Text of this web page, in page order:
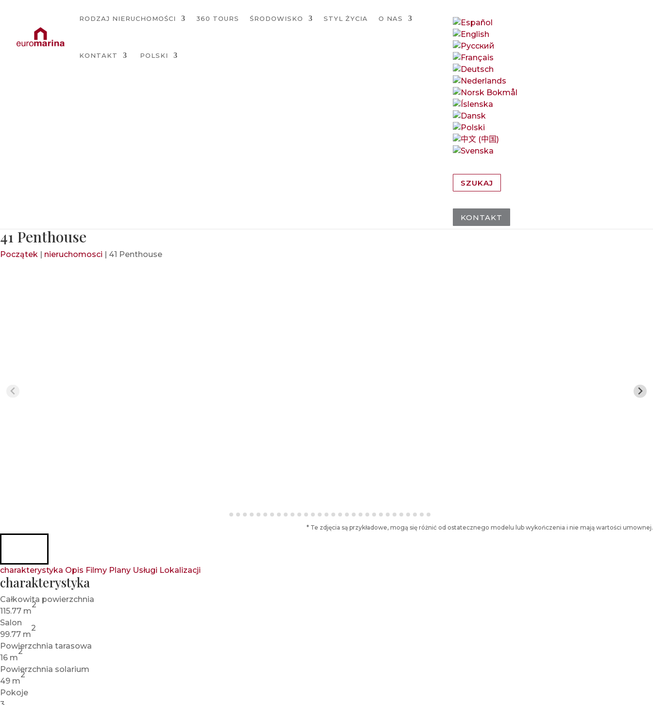
RODZAJ NIERUCHOMOŚCI 360 TOURS ŚRODOWISKO STYL ŻYCIA O NAS
KONTAKT POLSKI
SZUKAJ
KONTAKT
41 Penthouse
Początek nieruchomosci 41 Penthouse
* Te zdjęcia są przykładowe, mogą się różnić od ostatecznego modelu lub wykończenia i nie mają wartości umownej.
charakterystyka Opis Filmy Plany Usługi Lokalizacji
charakterystyka
Całkowita powierzchnia
115.77 m
2
Salon
99.77 m
2
Powierzchnia tarasowa
16 m
2
Powierzchnia solarium
49 m
2
Pokoje